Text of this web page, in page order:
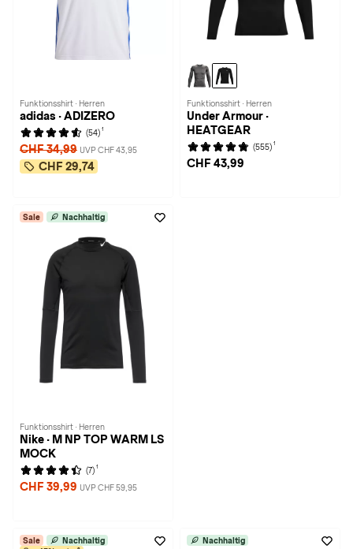
Funktionsshirt · Herren
adidas · ADIZERO
(54) 1
CHF 34,99 UVP CHF 43,95
CHF 29,74
Funktionsshirt · Herren
Under Armour ·
HEATGEAR
(555) 1
CHF 43,99
Sale Nachhaltig
Funktionsshirt · Herren
Nike · M NP TOP WARM LS
MOCK
(7) 1
CHF 39,99 UVP CHF 59,95
Sale
Nachhaltig
Nachhaltig